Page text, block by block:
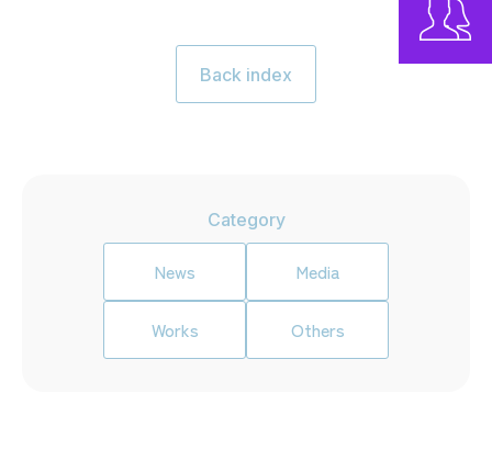
Back index
Category
News Media
Works Others